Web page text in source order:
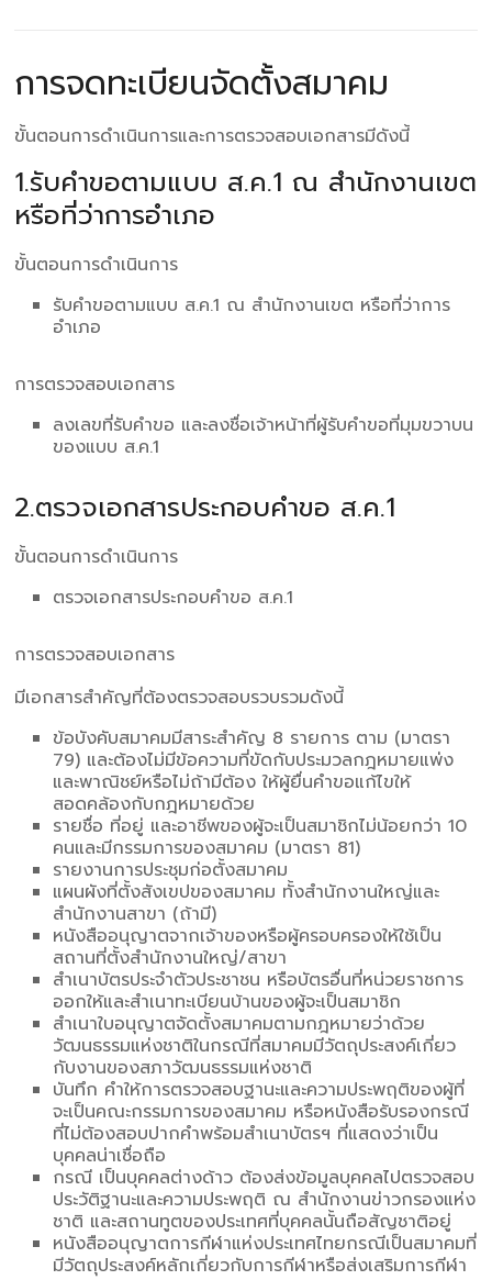
การจดทะเบียนจัดตั้งสมาคม
ขั้นตอนการดำเนินการและการตรวจสอบเอกสารมีดังนี้
1.รับคำขอตามแบบ ส.ค.1 ณ สำนักงานเขต
หรือที่ว่าการอำเภอ
ขั้นตอนการดำเนินการ
รับคำขอตามแบบ ส.ค.1 ณ สำนักงานเขต หรือที่ว่าการ
อำเภอ
การตรวจสอบเอกสาร
ลงเลขที่รับคำขอ และลงชื่อเจ้าหน้าที่ผู้รับคำขอที่มุมขวาบน
ของแบบ ส.ค.1
2.ตรวจเอกสารประกอบคำขอ ส.ค.1
ขั้นตอนการดำเนินการ
ตรวจเอกสารประกอบคำขอ ส.ค.1
การตรวจสอบเอกสาร
มีเอกสารสำคัญที่ต้องตรวจสอบรวบรวมดังนี้
ข้อบังคับสมาคมมีสาระสำคัญ 8 รายการ ตาม (มาตรา
79) และต้องไม่มีข้อความที่ขัดกับประมวลกฎหมายแพ่ง
และพาณิชย์หรือไม่ถ้ามีต้อง ให้ผู้ยื่นคำขอแก้ไขให้
สอดคล้องกับกฎหมายด้วย
รายชื่อ ที่อยู่ และอาชีพของผู้จะเป็นสมาชิกไม่น้อยกว่า 10
คนและมีกรรมการของสมาคม (มาตรา 81)
รายงานการประชุมก่อตั้งสมาคม
แผนผังที่ตั้งสังเขปของสมาคม ทั้งสำนักงานใหญ่และ
สำนักงานสาขา (ถ้ามี)
หนังสืออนุญาตจากเจ้าของหรือผู้ครอบครองให้ใช้เป็น
สถานที่ตั้งสำนักงานใหญ่/สาขา
สำเนาบัตรประจำตัวประชาชน หรือบัตรอื่นที่หน่วยราชการ
ออกให้และสำเนาทะเบียนบ้านของผู้จะเป็นสมาชิก
สำเนาใบอนุญาตจัดตั้งสมาคมตามกฎหมายว่าด้วย
วัฒนธรรมแห่งชาติในกรณีที่สมาคมมีวัตถุประสงค์เกี่ยว
กับงานของสภาวัฒนธรรมแห่งชาติ
บันทึก คำให้การตรวจสอบฐานะและความประพฤติของผู้ที่
จะเป็นคณะกรรมการของสมาคม หรือหนังสือรับรองกรณี
ที่ไม่ต้องสอบปากคำพร้อมสำเนาบัตรฯ ที่แสดงว่าเป็น
บุคคลน่าเชื่อถือ
กรณี เป็นบุคคลต่างด้าว ต้องส่งข้อมูลบุคคลไปตรวจสอบ
ประวัติฐานะและความประพฤติ ณ สำนักงานข่าวกรองแห่ง
ชาติ และสถานทูตของประเทศที่บุคคลนั้นถือสัญชาติอยู่
หนังสืออนุญาตการกีฬาแห่งประเทศไทยกรณีเป็นสมาคมที่
มีวัตถุประสงค์หลักเกี่ยวกับการกีฬาหรือส่งเสริมการกีฬา